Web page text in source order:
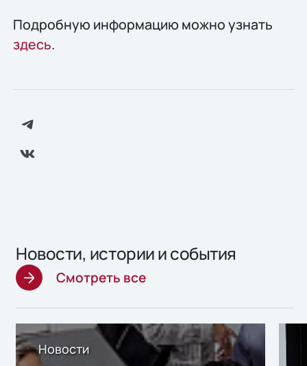
Подробную информацию можно узнать
здесь.
Новости, истории и события
Смотреть все
Новости